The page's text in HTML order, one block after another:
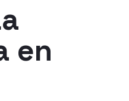
en